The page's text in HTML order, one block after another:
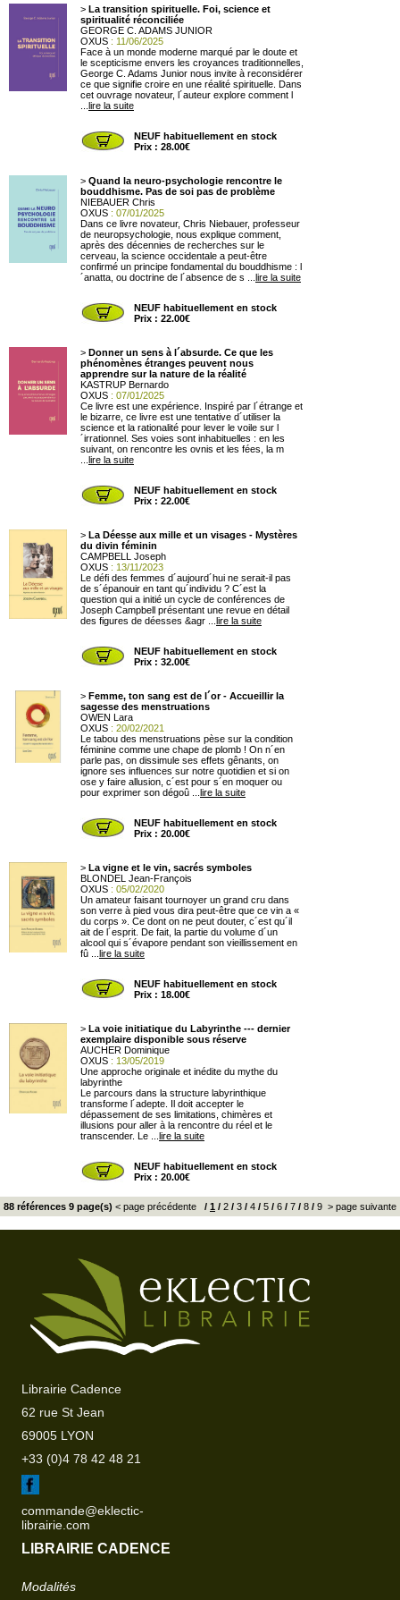
> La transition spirituelle. Foi, science et
spiritualité réconciliée
GEORGE C. ADAMS JUNIOR
OXUS : 11/06/2025
Face à un monde moderne marqué par le doute et
le scepticisme envers les croyances traditionnelles,
George C. Adams Junior nous invite à reconsidérer
ce que signifie croire en une réalité spirituelle. Dans
cet ouvrage novateur, l´auteur explore comment l
lire la suite
NEUF habituellement en stock
Prix : 28.00€
> Quand la neuro-psychologie rencontre le
bouddhisme. Pas de soi pas de problème
NIEBAUER Chris
OXUS : 07/01/2025
Dans ce livre novateur, Chris Niebauer, professeur
de neuropsychologie, nous explique comment,
après des décennies de recherches sur le
cerveau, la science occidentale a peut-être
confirmé un principe fondamental du bouddhisme : l
´anatta, ou doctrine de l´absence de s ... lire la suite
NEUF habituellement en stock
Prix : 22.00€
> Donner un sens à l´absurde. Ce que les
phénomènes étranges peuvent nous
apprendre sur la nature de la réalité
KASTRUP Bernardo
OXUS : 07/01/2025
Ce livre est une expérience. Inspiré par l´étrange et
le bizarre, ce livre est une tentative d´utiliser la
science et la rationalité pour lever le voile sur l
´irrationnel. Ses voies sont inhabituelles : en les
suivant, on rencontre les ovnis et les fées, la m
lire la suite
NEUF habituellement en stock
Prix : 22.00€
> La Déesse aux mille et un visages - Mystères
du divin féminin
CAMPBELL Joseph
OXUS : 13/11/2023
Le défi des femmes d´aujourd´hui ne serait-il pas
de s´épanouir en tant qu´individu ? C´est la
question qui a initié un cycle de conférences de
Joseph Campbell présentant une revue en détail
des figures de déesses &agr ... lire la suite
NEUF habituellement en stock
Prix : 32.00€
> Femme, ton sang est de l´or - Accueillir la
sagesse des menstruations
OWEN Lara
OXUS : 20/02/2021
Le tabou des menstruations pèse sur la condition
féminine comme une chape de plomb ! On n´en
parle pas, on dissimule ses effets gênants, on
ignore ses influences sur notre quotidien et si on
ose y faire allusion, c´est pour s´en moquer ou
pour exprimer son dégoû ... lire la suite
NEUF habituellement en stock
Prix : 20.00€
> La vigne et le vin, sacrés symboles
BLONDEL Jean-François
OXUS : 05/02/2020
Un amateur faisant tournoyer un grand cru dans
son verre à pied vous dira peut-être que ce vin a «
du corps ». Ce dont on ne peut douter, c´est qu´il
ait de l´esprit. De fait, la partie du volume d´un
alcool qui s´évapore pendant son vieillissement en
fû ... lire la suite
NEUF habituellement en stock
Prix : 18.00€
> La voie initiatique du Labyrinthe --- dernier
exemplaire disponible sous réserve
AUCHER Dominique
OXUS : 13/05/2019
Une approche originale et inédite du mythe du
labyrinthe
Le parcours dans la structure labyrinthique
transforme l´adepte. Il doit accepter le
dépassement de ses limitations, chimères et
illusions pour aller à la rencontre du réel et le
transcender. Le ... lire la suite
NEUF habituellement en stock
Prix : 20.00€
88 références 9 page(s) < page précédente / 1 / 2 / 3 / 4 / 5 / 6 / 7 / 8 / 9 > page suivante
Librairie Cadence
62 rue St Jean
69005 LYON
+33 (0)4 78 42 48 21
commande@eklectic-
librairie.com
LIBRAIRIE CADENCE
Modalités